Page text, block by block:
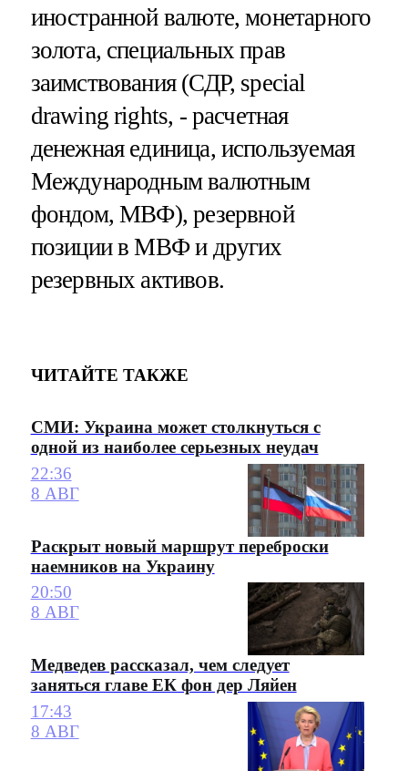
иностранной валюте, монетарного
золота, специальных прав
заимствования (СДР, special
drawing rights, - расчетная
денежная единица, используемая
Международным валютным
фондом, МВФ), резервной
позиции в МВФ и других
резервных активов.
ЧИТАЙТЕ ТАКЖЕ
СМИ: Украина может столкнуться с
одной из наиболее серьезных неудач
22:36
8 АВГ
Раскрыт новый маршрут переброски
наемников на Украину
20:50
8 АВГ
Медведев рассказал, чем следует
заняться главе ЕК фон дер Ляйен
17:43
8 АВГ